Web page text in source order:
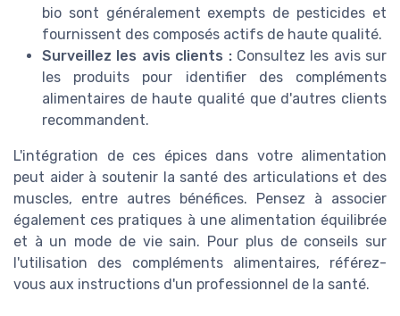
bio sont généralement exempts de pesticides et
fournissent des composés actifs de haute qualité.
Surveillez les avis clients :Consultez les avis sur
les produits pour identifier des compléments
alimentaires de haute qualité que d'autres clients
recommandent.
L'intégration de ces épices dans votre alimentation
peut aider à soutenir la santé des articulations et des
muscles, entre autres bénéfices. Pensez à associer
également ces pratiques à une alimentation équilibrée
et à un mode de vie sain. Pour plus de conseils sur
l'utilisation des compléments alimentaires, référez-
vous aux instructions d'un professionnel de la santé.